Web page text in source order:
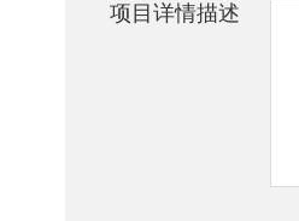
项目详情描述